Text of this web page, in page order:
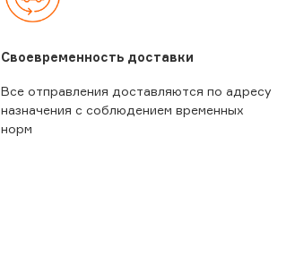
Своевременность доставки
Все отправления доставляются по адресу
назначения с соблюдением временных
норм